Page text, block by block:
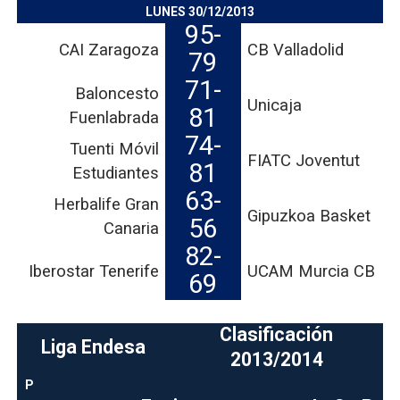
LUNES 30/12/2013
CAI Zaragoza
95-
79
CB Valladolid
Baloncesto
Fuenlabrada
71-
81
Unicaja
Tuenti Móvil
Estudiantes
74-
81
FIATC Joventut
Herbalife Gran
Canaria
63-
56
Gipuzkoa Basket
Iberostar Tenerife
82-
69
UCAM Murcia CB
Liga Endesa
Clasificación
2013/2014
P